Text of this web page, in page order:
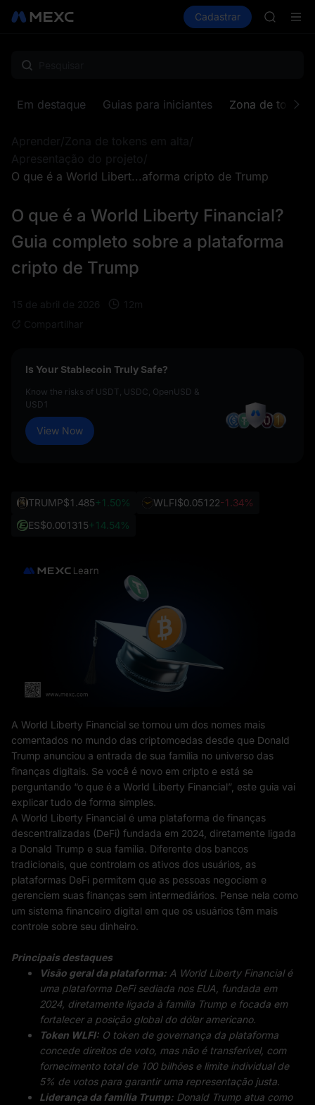
Mercados Spot Futuros
Cadastrar
SKYAI
Em destaque Guias para iniciantes Zona de tokens
Aprender /Zona de tokens em alta/
Apresentação do projeto/
O que é a World Libert...aforma cripto de Trump
O que é a World Liberty Financial?
Guia completo sobre a plataforma
cripto de Trump
15 de abril de 2026 12 m
Compartilhar
Is Your Stablecoin Truly Safe?
Know the risks of USDT, USDC, OpenUSD &
USD1
View Now
TRUMP$1.485+1.50% WLFI$0.05122-1.34%
ES$0.001315+14.54%
A World Liberty Financial se tornou um dos nomes mais
comentados no mundo das criptomoedas desde que Donald
Trump anunciou a entrada de sua família no universo das
finanças digitais. Se você é novo em cripto e está se
perguntando “o que é a World Liberty Financial”, este guia vai
explicar tudo de forma simples.
A World Liberty Financial é uma plataforma de finanças
descentralizadas (DeFi) fundada em 2024, diretamente ligada
a Donald Trump e sua família. Diferente dos bancos
tradicionais, que controlam os ativos dos usuários, as
plataformas DeFi permitem que as pessoas negociem e
gerenciem suas finanças sem intermediários. Pense nela como
um sistema financeiro digital em que os usuários têm mais
controle sobre seu dinheiro.
Principais destaques
Visão geral da plataforma: A World Liberty Financial é
uma plataforma DeFi sediada nos EUA, fundada em
2024, diretamente ligada à família Trump e focada em
fortalecer a posição global do dólar americano.
Token WLFI: O token de governança da plataforma
concede direitos de voto, mas não é transferível, com
fornecimento total de 100 bilhões e limite individual de
5% de votos para garantir uma representação justa.
Liderança da família Trump: Donald Trump atua como